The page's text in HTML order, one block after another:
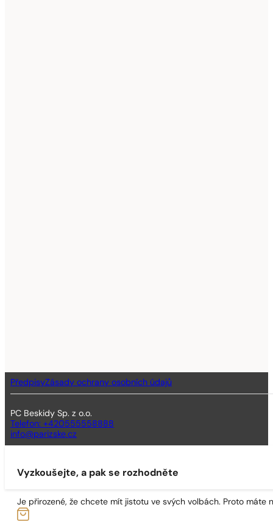
PředpisyZásady ochrany osobních údajů
PC Beskidy Sp. z o.o.
Telefon: +420555558888
info@parizske.cz
Vyzkoušejte, a pak se rozhodněte
Je přirozené, že chcete mít jistotu ve svých volbách. Proto máte